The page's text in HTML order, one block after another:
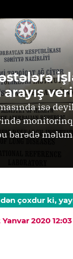
isə
barədə
çoxdur ki,
Yanvar 2020 12:03